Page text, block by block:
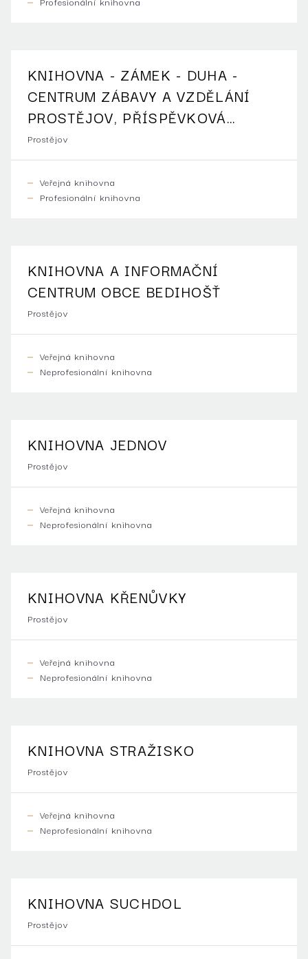
KNIHOVNA - ZÁMEK - DUHA -
CENTRUM ZÁBAVY A VZDĚLÁNÍ
PROSTĚJOV, PŘÍSPĚVKOVÁ
ORGANIZACE
Prostějov
Veřejná knihovna
Profesionální knihovna
KNIHOVNA A INFORMAČNÍ
CENTRUM OBCE BEDIHOŠŤ
Prostějov
Veřejná knihovna
Neprofesionální knihovna
KNIHOVNA JEDNOV
Prostějov
Veřejná knihovna
Neprofesionální knihovna
KNIHOVNA KŘENŮVKY
Prostějov
Veřejná knihovna
Neprofesionální knihovna
KNIHOVNA STRAŽISKO
Prostějov
Veřejná knihovna
Neprofesionální knihovna
KNIHOVNA SUCHDOL
Prostějov